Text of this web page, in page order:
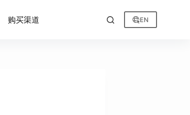
购买渠道 EN